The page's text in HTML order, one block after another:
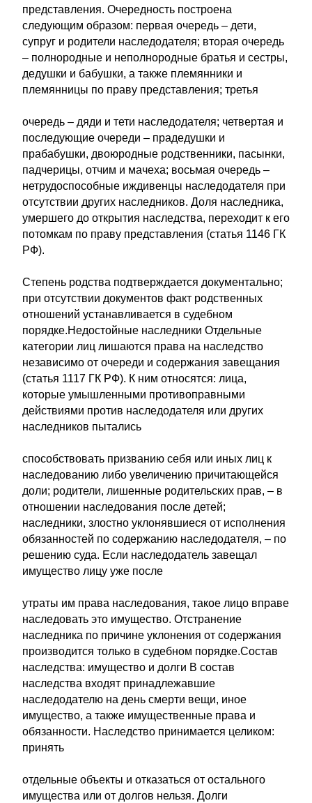
представления. Очередность построена
следующим образом: первая очередь – дети,
супруг и родители наследодателя; вторая очередь
– полнородные и неполнородные братья и сестры,
дедушки и бабушки, а также племянники и
племянницы по праву представления; третья
очередь – дяди и тети наследодателя; четвертая и
последующие очереди – прадедушки и
прабабушки, двоюродные родственники, пасынки,
падчерицы, отчим и мачеха; восьмая очередь –
нетрудоспособные иждивенцы наследодателя при
отсутствии других наследников. Доля наследника,
умершего до открытия наследства, переходит к его
потомкам по праву представления (статья 1146 ГК
РФ).
Степень родства подтверждается документально;
при отсутствии документов факт родственных
отношений устанавливается в судебном
порядке.Недостойные наследники Отдельные
категории лиц лишаются права на наследство
независимо от очереди и содержания завещания
(статья 1117 ГК РФ). К ним относятся: лица,
которые умышленными противоправными
действиями против наследодателя или других
наследников пытались
способствовать призванию себя или иных лиц к
наследованию либо увеличению причитающейся
доли; родители, лишенные родительских прав, – в
отношении наследования после детей;
наследники, злостно уклонявшиеся от исполнения
обязанностей по содержанию наследодателя, – по
решению суда. Если наследодатель завещал
имущество лицу уже после
утраты им права наследования, такое лицо вправе
наследовать это имущество. Отстранение
наследника по причине уклонения от содержания
производится только в судебном порядке.Состав
наследства: имущество и долги В состав
наследства входят принадлежавшие
наследодателю на день смерти вещи, иное
имущество, а также имущественные права и
обязанности. Наследство принимается целиком:
принять
отдельные объекты и отказаться от остального
имущества или от долгов нельзя. Долги